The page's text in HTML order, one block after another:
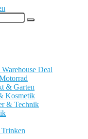
Deal
& Garten
Kosmetik
& Technik